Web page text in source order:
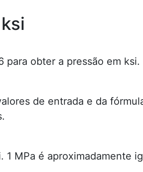
para obter a pressão em ksi.
de entrada e da
MPa é aproximadamente